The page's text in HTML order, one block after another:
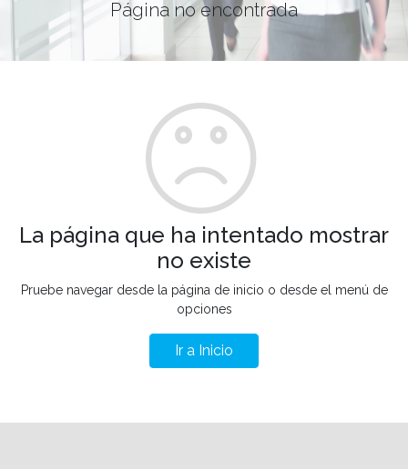
Página no encontrada
La página que ha intentado mostrar
no existe
Pruebe navegar desde la página de inicio o desde el menú de
opciones
Ir a Inicio